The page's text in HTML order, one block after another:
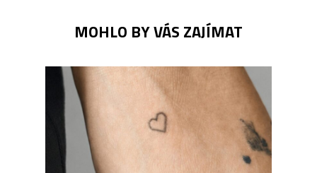
MOHLO BY VÁS ZAJÍMAT